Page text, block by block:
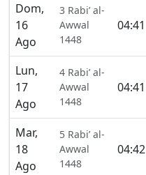
Dom,
16
Ago
3 Rabi’ al-
Awwal
1448
04:41
Lun,
17
Ago
4 Rabi’ al-
Awwal
1448
04:41
Mar,
18
Ago
5 Rabi’ al-
Awwal
1448
04:42